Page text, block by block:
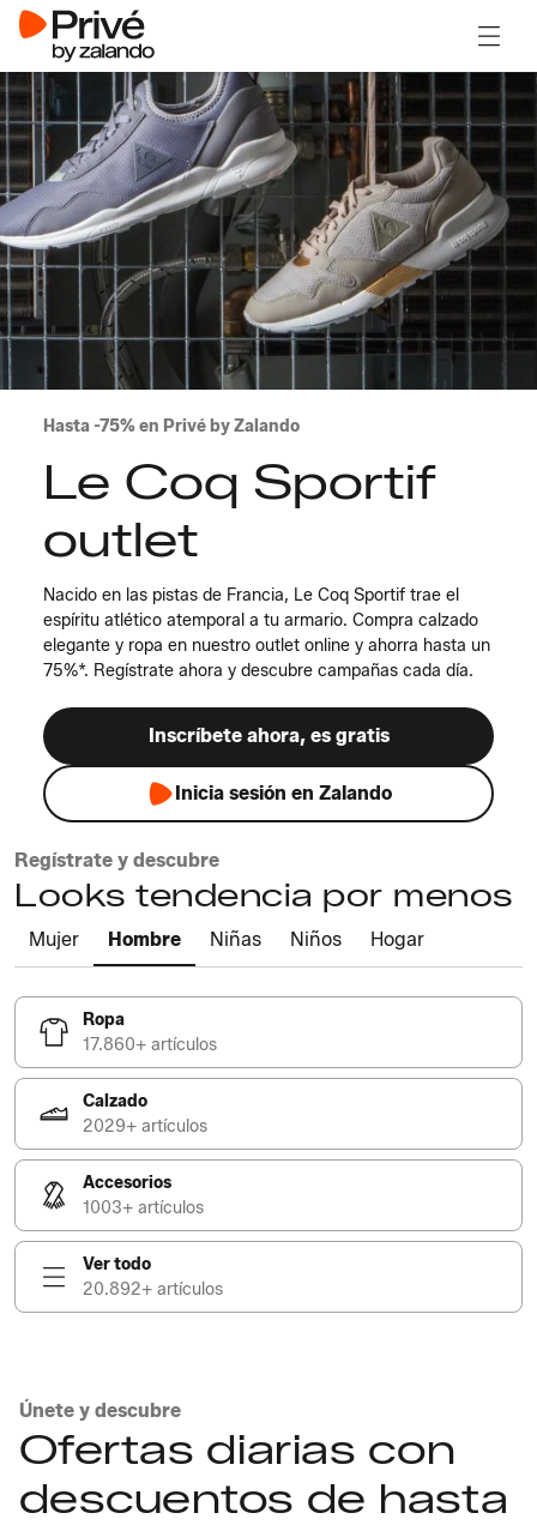
Hasta -75% en Privé by Zalando
Le Coq Sportif
outlet
Nacido en las pistas de Francia, Le Coq Sportif trae el
espíritu atlético atemporal a tu armario. Compra calzado
elegante y ropa en nuestro outlet online y ahorra hasta un
75%*. Regístrate ahora y descubre campañas cada día.
Inscríbete ahora, es gratis
Inicia sesión en Zalando
Regístrate y descubre
Looks tendencia por menos
Mujer Hombre Niñas Niños Hogar
Ropa
17.860+ artículos
Calzado
2029+ artículos
Accesorios
1003+ artículos
Ver todo
20.892+ artículos
Únete y descubre
Ofertas diarias con
descuentos de hasta